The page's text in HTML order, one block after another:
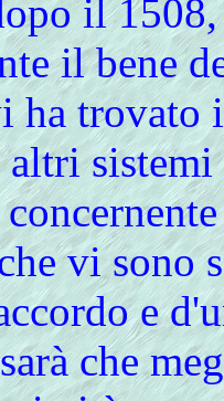
il
il bene
ha trovato
vi sono
e
che